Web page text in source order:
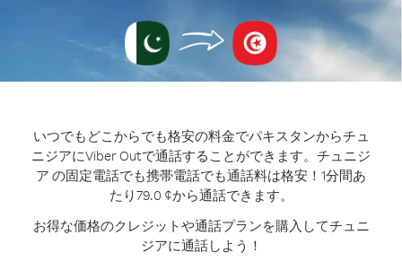
いつでもどこからでも格安の料金でパキスタンからチュ
ニジアにViber Outで通話することができます。 チュニジ
ア の固定電話でも携帯電話でも通話料は格安！1分間あ
たり79.0 ¢から通話できます。
お得な価格のクレジットや通話プランを購入してチュニ
ジアに通話しよう！